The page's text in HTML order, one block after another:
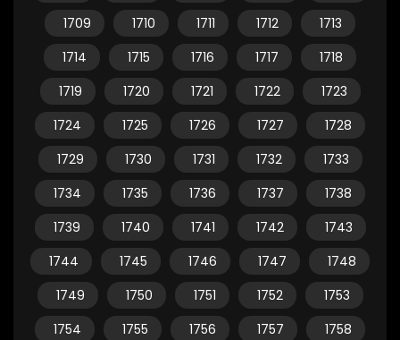
1709
1710 1711 1712
1713
1714
1715 1716 1717
1718
1719
1720 1721 1722
1723
1724
1725 1726 1727
1728
1729
1730 1731 1732
1733
1734
1735 1736 1737
1738
1739
1740 1741 1742
1743
1744
1745 1746 1747
1748
1749
1750 1751 1752
1753
1754
1755 1756 1757
1758